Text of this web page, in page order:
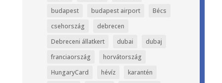
budapest
budapest airport
Bécs
csehország
debrecen
Debreceni állatkert
dubai
dubaj
franciaország
horvátország
HungaryCard
hévíz
karantén